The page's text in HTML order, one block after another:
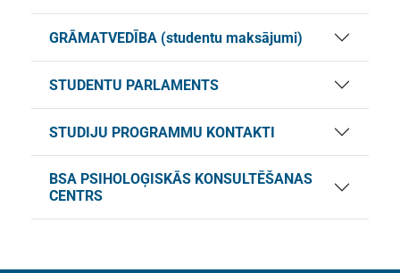
GRĀMATVEDĪBA (studentu maksājumi)
STUDENTU PARLAMENTS
STUDIJU PROGRAMMU KONTAKTI
BSA PSIHOLOĢISKĀS KONSULTĒŠANAS
CENTRS